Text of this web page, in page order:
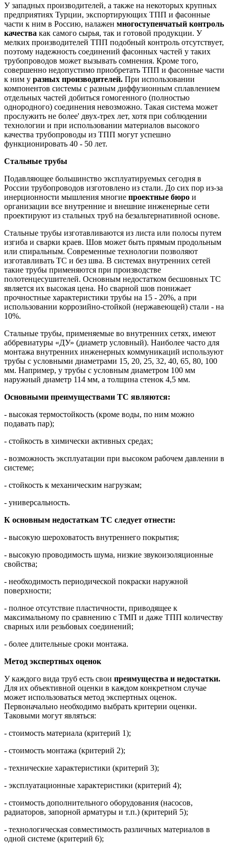
У западных производителей, а также на некоторых крупных
предприятиях Турции, экспортирующих ТПП и фасонные
части к ним в Россию, налажен многоступенчатый контроль
качества как самого сырья, так и готовой продукции. У
мелких производителей ТПП подобный контроль отсутствует,
поэтому надежность соединений фасонных частей у таких
трубопроводов может вызывать сомнения. Кроме того,
совершенно недопустимо приобретать ТПП и фасонные части
к ним у разных производителей. При использовании
компонентов системы с разным диффузионным сплавлением
отдельных частей добиться гомогенного (полностью
однородного) соединения невозможно. Такая система может
прослужить не более' двух-трех лет, хотя при соблюдении
технологии и при использовании материалов высокого
качества трубопроводы из ТПП могут успешно
функционировать 40 - 50 лет.
Стальные трубы
Подавляющее большинство эксплуатируемых сегодня в
России трубопроводов изготовлено из стали. До сих пор из-за
инерционности мышления многие проектные бюро и
организации все внутренние и внешние инженерные сети
проектируют из стальных труб на безальтернативной основе.
Стальные трубы изготавливаются из листа или полосы путем
изгиба и сварки краев. Шов может быть прямым продольным
или спиральным. Современные технологии позволяют
изготавливать ТС и без шва. В системах внутренних сетей
такие трубы применяются при производстве
полотенцесушителей. Основным недостатком бесшовных ТС
является их высокая цена. Но сварной шов понижает
прочностные характеристики трубы на 15 - 20%, а при
использовании коррозийно-стойкой (нержавеющей) стали - на
10%.
Стальные трубы, применяемые во внутренних сетях, имеют
аббревиатуры «ДУ» (диаметр условный). Наиболее часто для
монтажа внутренних инженерных коммуникаций используют
трубы с условными диаметрами 15, 20, 25, 32, 40, 65, 80, 100
мм. Например, у трубы с условным диаметром 100 мм
наружный диаметр 114 мм, а толщина стенок 4,5 мм.
Основными преимуществами ТС являются:
- высокая термостойкость (кроме воды, по ним можно
подавать пар);
- стойкость в химически активных средах;
- возможность эксплуатации при высоком рабочем давлении в
системе;
- стойкость к механическим нагрузкам;
- универсальность.
К основным недостаткам ТС следует отнести:
- высокую шероховатость внутреннего покрытия;
- высокую проводимость шума, низкие звукоизоляционные
свойства;
- необходимость периодической покраски наружной
поверхности;
- полное отсутствие пластичности, приводящее к
максимальному по сравнению с ТМП и даже ТПП количеству
сварных или резьбовых соединений;
- более длительные сроки монтажа.
Метод экспертных оценок
У каждого вида труб есть свои преимущества и недостатки.
Для их объективной оценки в каждом конкретном случае
может использоваться метод экспертных оценок.
Первоначально необходимо выбрать критерии оценки.
Таковыми могут являться:
- стоимость материала (критерий 1);
- стоимость монтажа (критерий 2);
- технические характеристики (критерий 3);
- эксплуатационные характеристики (критерий 4);
- стоимость дополнительного оборудования (насосов,
радиаторов, запорной арматуры и т.п.) (критерий 5);
- технологическая совместимость различных материалов в
одной системе (критерий 6);